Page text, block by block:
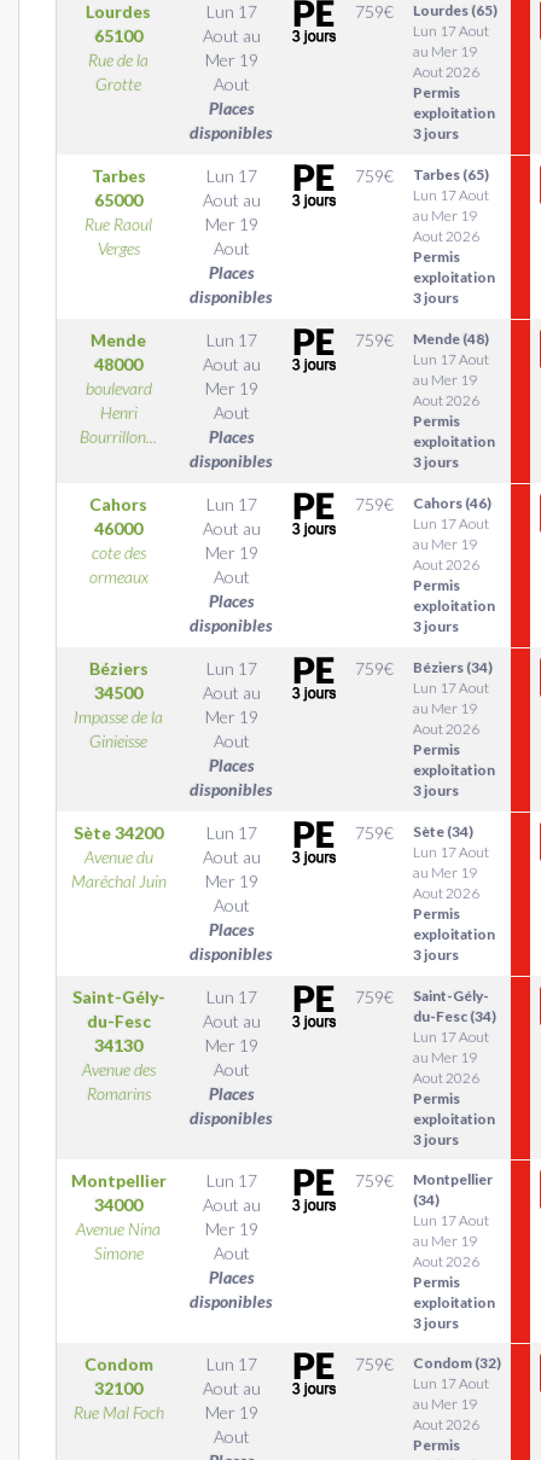
Lourdes
65100
Rue de la
Grotte
Lun 17
Aout au
Mer 19
Aout
Places
disponibles
759€
Lourdes (65)
Lun 17 Aout
au Mer 19
Aout 2026
Permis
exploitation
3 jours
Tarbes
65000
Rue Raoul
Verges
Lun 17
Aout au
Mer 19
Aout
Places
disponibles
759€
Tarbes (65)
Lun 17 Aout
au Mer 19
Aout 2026
Permis
exploitation
3 jours
Mende
48000
boulevard
Henri
Bourrillon...
Lun 17
Aout au
Mer 19
Aout
Places
disponibles
759€
Mende (48)
Lun 17 Aout
au Mer 19
Aout 2026
Permis
exploitation
3 jours
Cahors
46000
cote des
ormeaux
Lun 17
Aout au
Mer 19
Aout
Places
disponibles
759€
Cahors (46)
Lun 17 Aout
au Mer 19
Aout 2026
Permis
exploitation
3 jours
Béziers
34500
Impasse de la
Ginieisse
Lun 17
Aout au
Mer 19
Aout
Places
disponibles
759€
Béziers (34)
Lun 17 Aout
au Mer 19
Aout 2026
Permis
exploitation
3 jours
Sète34200
Avenue du
Maréchal Juin
Lun 17
Aout au
Mer 19
Aout
Places
disponibles
759€
Sète (34)
Lun 17 Aout
au Mer 19
Aout 2026
Permis
exploitation
3 jours
Saint-Gély-
du-Fesc
34130
Avenue des
Romarins
Lun 17
Aout au
Mer 19
Aout
Places
disponibles
759€
Saint-Gély-
du-Fesc (34)
Lun 17 Aout
au Mer 19
Aout 2026
Permis
exploitation
3 jours
Montpellier
34000
Avenue Nina
Simone
Lun 17
Aout au
Mer 19
Aout
Places
disponibles
759€
Montpellier
(34)
Lun 17 Aout
au Mer 19
Aout 2026
Permis
exploitation
3 jours
Condom
32100
Rue Mal Foch
Lun 17
Aout au
Mer 19
Aout
759€
Condom (32)
Lun 17 Aout
au Mer 19
Aout 2026
Permis